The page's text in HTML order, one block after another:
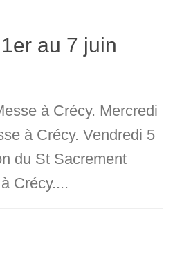
au 7 juin
à Crécy. Mercredi
à Crécy. Vendredi 5
du St Sacrement
Crécy....